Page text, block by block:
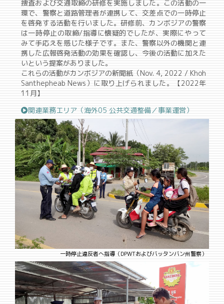
捜査および交通取締の研修を実施しました。この活動の一
環で、警察と道路管理者が連携して、交差点での一時停止
を啓発する活動を行いました。研修前、カンボジアの警察
は一時停止の取締/指導に懐疑的でしたが、実際にやって
みて手応えを感じた様子です。また、警察以外の機関と連
携した広報啓発活動の効果を確認し、今後の活動に加えた
いという提案がありました。
これらの活動がカンボジアの新聞紙（Nov. 4, 2022 / Khoh
Santhepheab News）に取り上げられました。【2022年
11月】
関連業務エリア（海外05 公共交通整備／事業運営）
一時停止違反者へ指導（DPWTおよびバッタンバン州警察）